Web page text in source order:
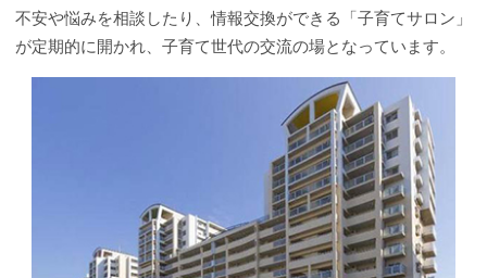
不安や悩みを相談したり、情報交換ができる「子育てサロン」
が定期的に開かれ、子育て世代の交流の場となっています。